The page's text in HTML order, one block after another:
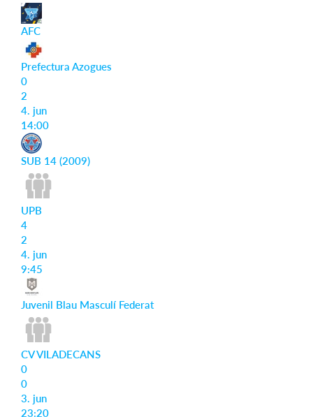
AFC
Prefectura Azogues
0
2
4. jun
14:00
SUB 14 (2009)
UPB
4
2
4. jun
9:45
Juvenil Blau Masculí Federat
CV VILADECANS
0
0
3. jun
23:20